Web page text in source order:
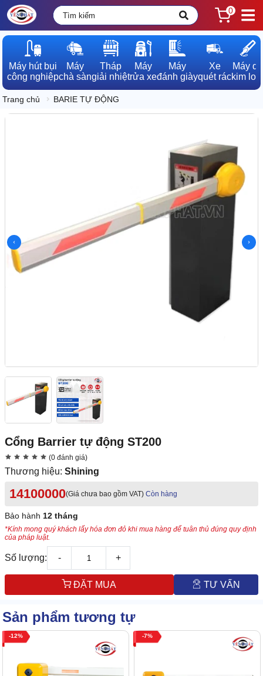
0
Máy hút bụi
công nghiệp
Máy
chà sàn
Tháp
giải nhiệt
Máy
rửa xe
Máy
đánh giày
Xe
quét rác
Máy dò
kim loại
Trang chủ BARIE TỰ ĐỘNG
Cổng Barrier tự động ST200
(0 đánh giá)
Thương hiệu: Shining
14100000(Giá chưa bao gồm VAT) Còn hàng
Bảo hành 12 tháng
*Kính mong quý khách lấy hóa đơn đỏ khi mua hàng để tuân thủ đúng quy định
của pháp luật.
Số lượng: - +
ĐẶT MUA TƯ VẤN
Sản phẩm tương tự
12 7